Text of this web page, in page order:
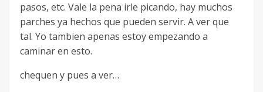
pasos, etc. Vale la pena irle picando, hay muchos
parches ya hechos que pueden servir. A ver que
tal. Yo tambien apenas estoy empezando a
caminar en esto.
chequen y pues a ver…